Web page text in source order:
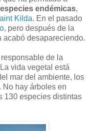
endémicas,
Kilda. En el pasado
, pero después de la
desapareciendo.
de la
vida vegetal está
mar del ambiente, los
No hay árboles en
130 especies distintas